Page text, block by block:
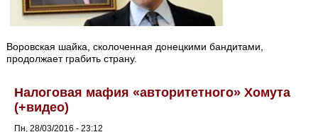
Воровская шайка, сколоченная донецкими бандитами,
продолжает грабить страну.
Налоговая мафия «авторитетного» Хомута
(+видео)
Пн, 28/03/2016 - 23:12